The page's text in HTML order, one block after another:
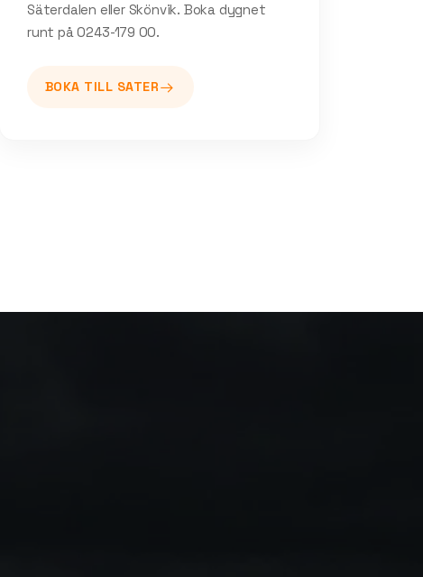
Säterdalen eller Skönvik. Boka dygnet
runt på 0243-179 00.
BOKA TILL SATER